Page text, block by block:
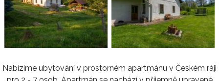
Nabízíme ubytování v prostorném apartmánu v Českém ráji